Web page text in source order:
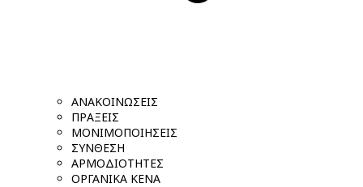
ΑΝΑΚΟΙΝΩΣΕΙΣ
ΠΡΑΞΕΙΣ
ΜΟΝΙΜΟΠΟΙΗΣΕΙΣ
ΣΥΝΘΕΣΗ
ΑΡΜΟΔΙΟΤΗΤΕΣ
ΟΡΓΑΝΙΚΑ ΚΕΝΑ